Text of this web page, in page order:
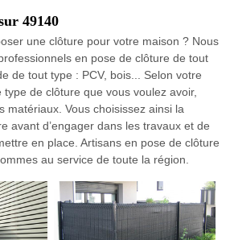
49140
une clôture pour votre maison ? Nous
en pose de clôture de tout
de tout type : PCV, bois... Selon votre
de clôture que vous voulez avoir,
matériaux. Vous choisissez ainsi la
avant d’engager dans les travaux et de
en place. Artisans en pose de clôture
au service de toute la région.